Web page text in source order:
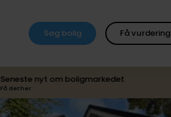
Søg bolig Få vurdering
Seneste nyt om boligmarkedet
Få det her